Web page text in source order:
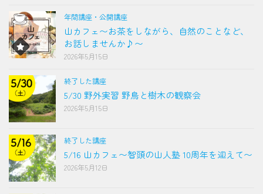
年間講座・公開講座
山カフェ〜お茶をしながら、自然のことなど、
お話しませんか♪〜
2026年5月15日
終了した講座
5/30 野外実習 野鳥と樹木の観察会
2026年5月15日
終了した講座
5/16 山カフェ〜智頭の山人塾 10周年を迎えて〜
2026年5月12日